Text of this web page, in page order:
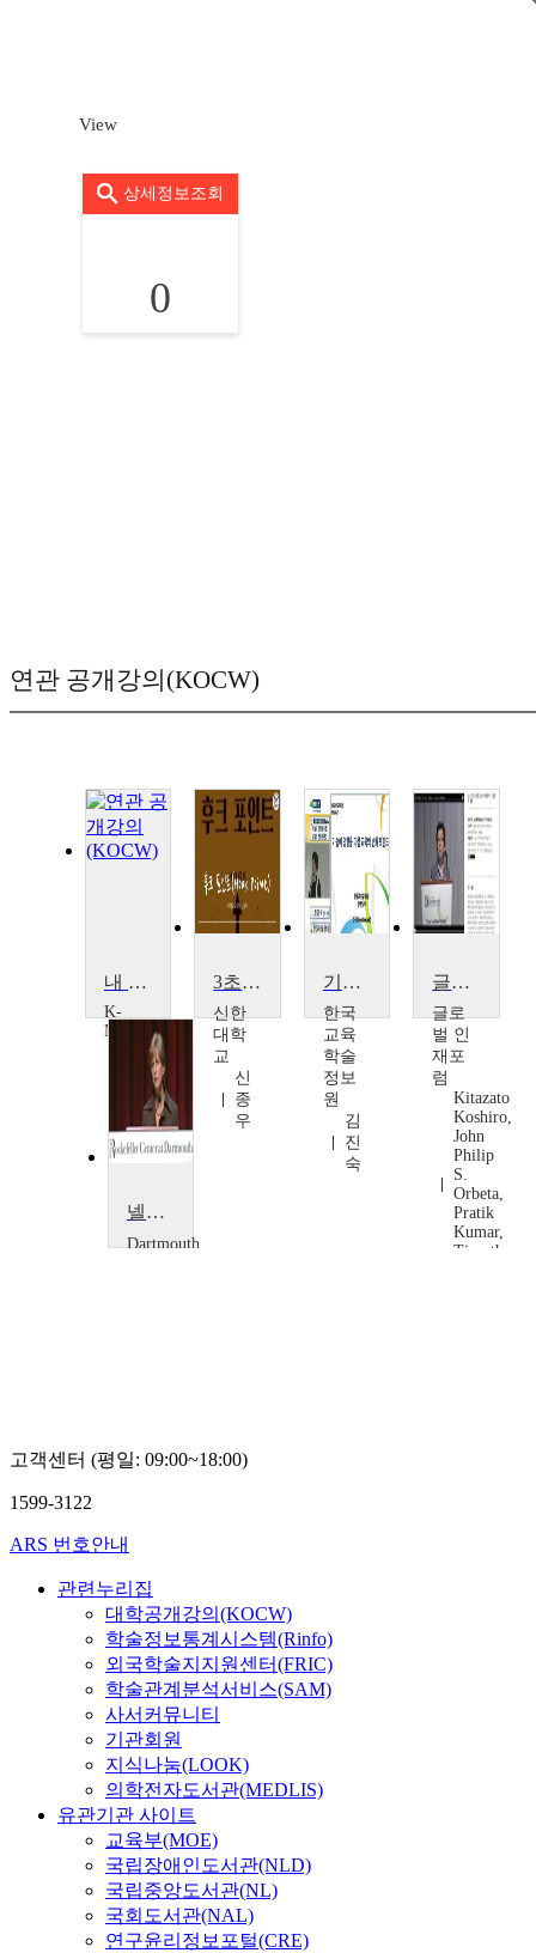
View
상세정보조회
0
연관 공개강의(KOCW)
내 삶에 영향을 주는 음악 수업
K-
MOOC
대
학
전
기
홍
3초의 영향력, 후크 포인트(Hook Point)
신한
대학
교
신
종
우
기술이 영향을 미칠 교육의 변화 트렌드
한국
교육
학술
정보
원
김
진
숙
글로벌 인재포럼 2006: 미래인력- 고령화의 영향
글로
벌 인
재포
럼
Kitazato
Koshiro,
John
Philip
S.
Orbeta,
Pratik
Kumar,
Timothy
넬슨 록펠러 : 사람들에게 여전히 영향을 미치다.
Dartmouth
고객센터 (평일: 09:00~18:00)
1599-3122
ARS 번호안내
관련누리집
대학공개강의(KOCW)
학술정보통계시스템(Rinfo)
외국학술지지원센터(FRIC)
학술관계분석서비스(SAM)
사서커뮤니티
기관회원
지식나눔(LOOK)
의학전자도서관(MEDLIS)
유관기관 사이트
교육부(MOE)
국립장애인도서관(NLD)
국립중앙도서관(NL)
국회도서관(NAL)
연구윤리정보포털(CRE)